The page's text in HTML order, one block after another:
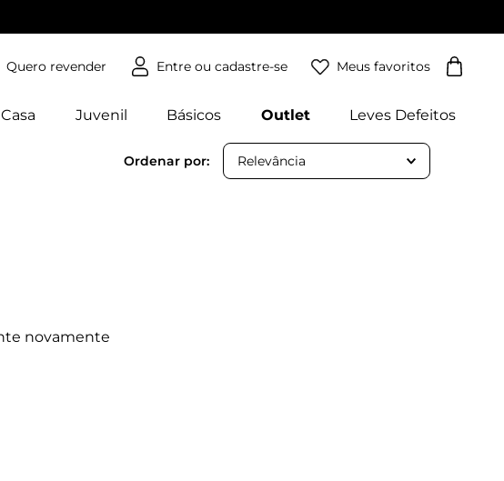
Quero revender Meus favoritos
Casa Juvenil Básicos Outlet Leves Defeitos
Relevância